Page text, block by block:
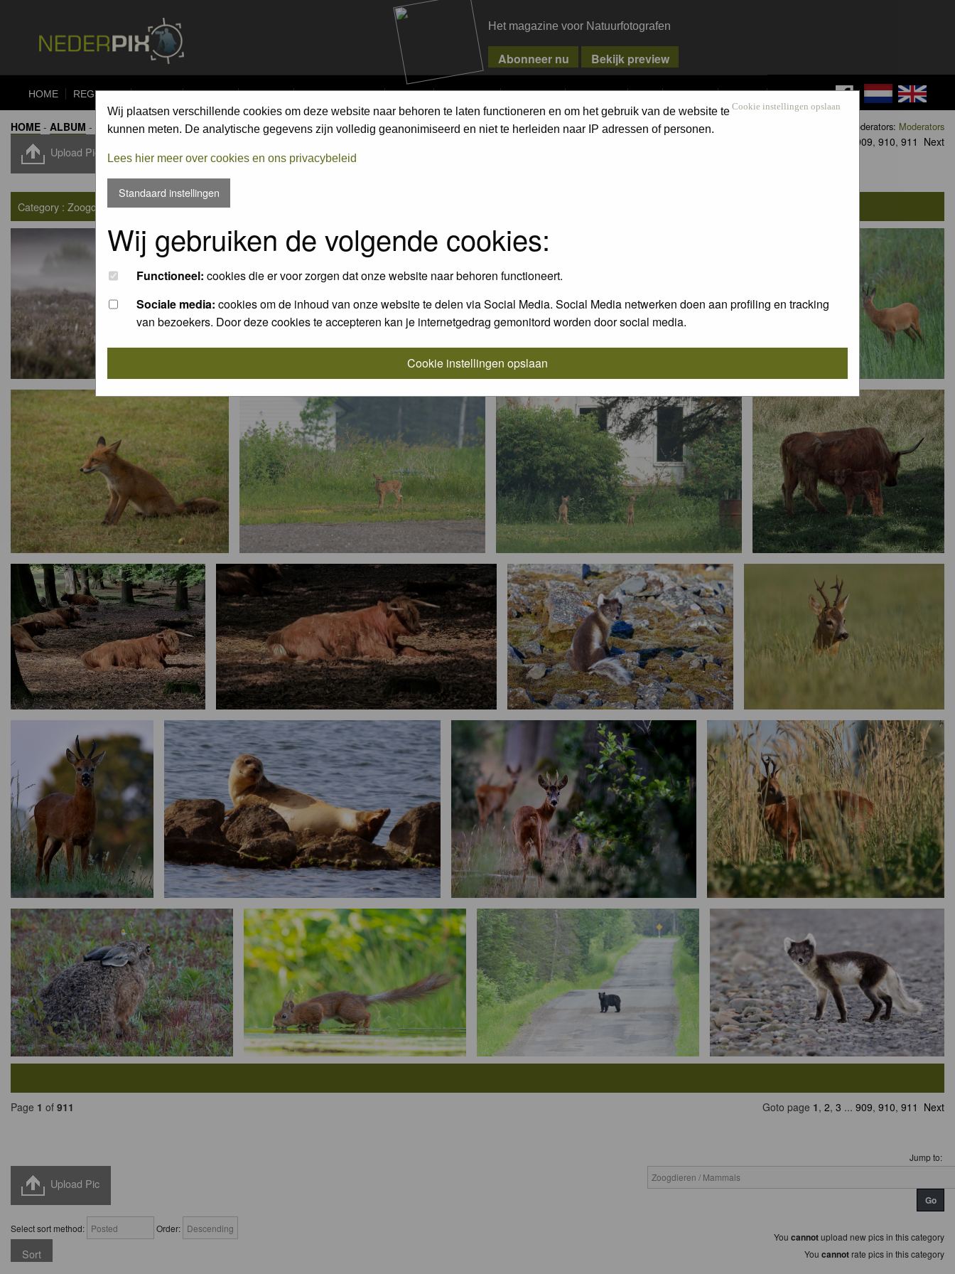
Het magazine voor Natuurfotografen
HOME REGISTER FORUM UPLOAD ALBUMS COMPETITIONS PIXPAS MAGAZINE WEBSHOP CONTACT FAQ SEARCH LOG IN
Cookie instellingen opslaan
Wij plaatsen verschillende cookies om deze website naar behoren te laten functioneren en om het gebruik van de website te
kunnen meten. De analytische gegevens zijn volledig geanonimiseerd en niet te herleiden naar IP adressen of personen.
Lees hier meer over cookies en ons privacybeleid
Standaard instellingen
Wij gebruiken de volgende cookies:
Functioneel: cookies die er voor zorgen dat onze website naar behoren functioneert.
Sociale media: cookies om de inhoud van onze website te delen via Social Media. Social Media netwerken doen aan profiling en tracking
van bezoekers. Door deze cookies te accepteren kan je internetgedrag gemonitord worden door social media.
Cookie instellingen opslaan
HOME - ALBUM - ZOOGDIEREN / MAMMALS Moderators: Moderators
Upload Pic
909, 910, 911 Next
Category : Zoogdieren / Mammals
Page 1 of 911 Goto page 1, 2, 3 ... 909, 910, 911 Next
Upload Pic
Select sort method: Order:
Jump to:
You cannotupload new pics in this category
You cannot rate pics in this category